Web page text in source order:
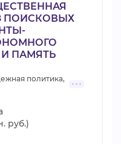
ПОИСКОВЫХ
И ПАМЯТЬ
политика,
руб.)